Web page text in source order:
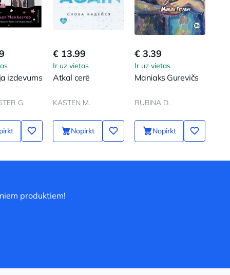
izdevums
G.
€ 13.99
Ir uz vietas
Atkal cerē
KASTEN M.
Nopirkt
€ 3.39
Ir uz vietas
Maniaks Gurevičs
RUBINA D.
Nopirkt
produktiem!